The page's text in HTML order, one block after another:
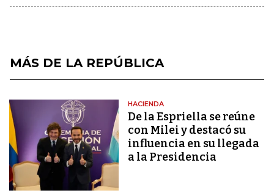
MÁS DE LA REPÚBLICA
HACIENDA
De la Espriella se reúne
con Milei y destacó su
influencia en su llegada
a la Presidencia